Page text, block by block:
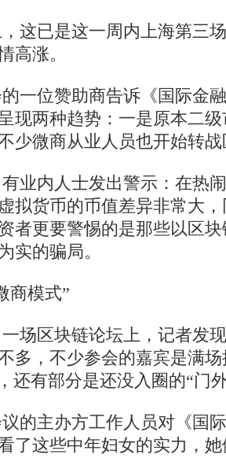
已是这一周内上海第三场
高涨。
位赞助商告诉《国际金融
现两种趋势：一是原本二
少微商从业人员也开始转
内人士发出警示：在热闹
拟货币的币值差异非常大
者更要警惕的是那些以区
实的骗局。
模式”
区块链论坛上，记者发现
多，不少参会的嘉宾是满
还有部分是还没入圈的“门
主办方工作人员对《国际
了这些中年妇女的实力，